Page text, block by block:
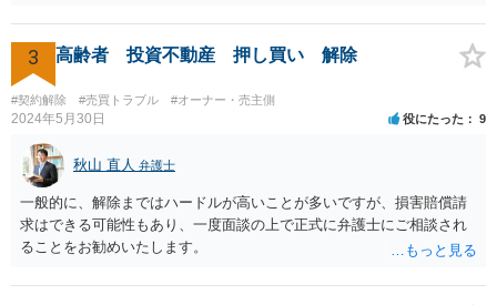
ことはないでしょう。 様子見でいいでしょう。
3 高齢者 投資不動産 押し買い 解除
#契約解除 #売買トラブル #オーナー・売主側
2024年5月30日 役にたった 9
秋山 直人 弁護士
一般的に、解除まではハードルが高いことが多いですが、損害賠償請
求はできる可能性もあり、一度面談の上で正式に弁護士にご相談され
ることをお勧めいたします。